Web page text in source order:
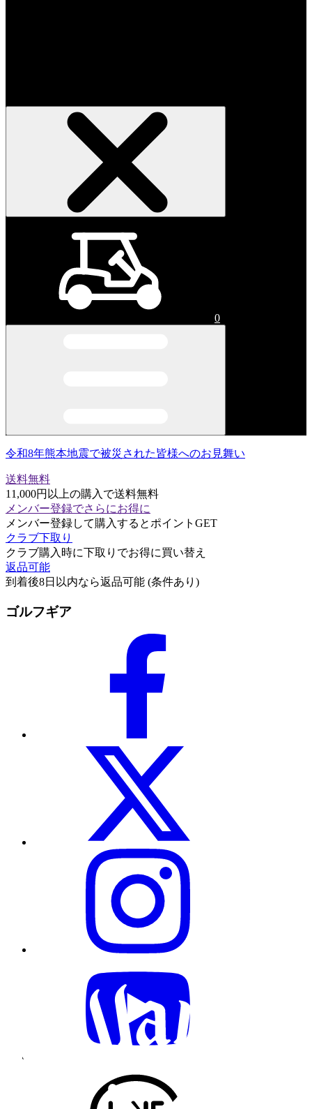
0
令和8年熊本地震で被災された皆様へのお見舞い
送料無料
11,000円以上の購入で送料無料
メンバー登録でさらにお得に
メンバー登録して購入するとポイントGET
クラブ下取り
クラブ購入時に下取りでお得に買い替え
返品可能
到着後8日以内なら返品可能 (条件あり)
ゴルフギア